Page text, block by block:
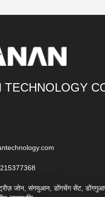
जोन, संगयुआन, डोंगचेंग सेंट,